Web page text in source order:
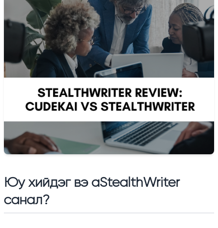
Юу хийдэг вэ aStealthWriter
санал?